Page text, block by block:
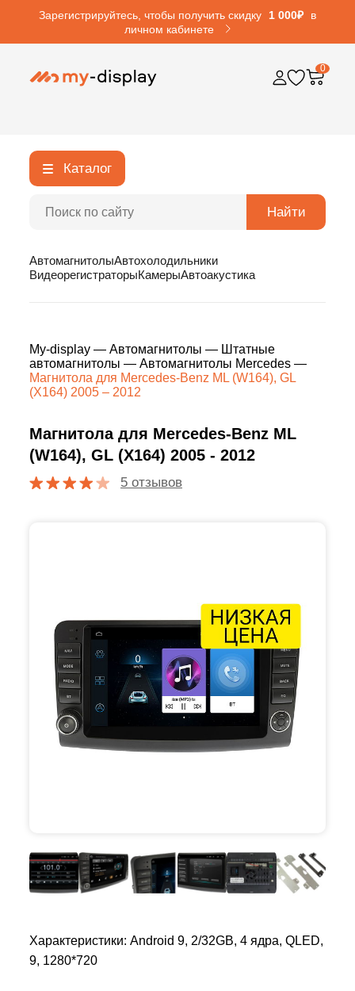
Зарегистрируйтесь, чтобы получить скидку 1 000₽
в
личном кабинете
0
Каталог
Найти
АвтомагнитолыАвтохолодильники
ВидеорегистраторыКамерыАвтоакустика
My-display — Автомагнитолы — Штатные
автомагнитолы — Автомагнитолы Mercedes —
Магнитола для Mercedes-Benz ML (W164), GL
(X164) 2005 – 2012
Магнитола для Mercedes-Benz ML
(W164), GL (X164) 2005 - 2012
5 отзывов
Характеристики: Android 9, 2/32GB, 4 ядра, QLED,
9, 1280*720